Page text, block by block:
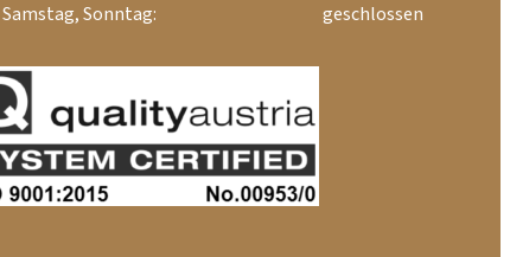
Samstag, Sonntag:
geschlossen